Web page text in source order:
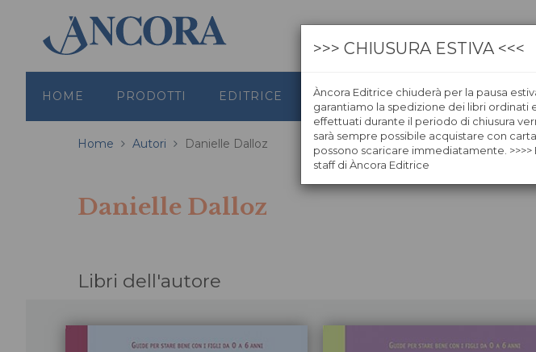
HOME PRODOTTI EDITRICE GRAFICA LIBRERIE
Home Autori Danielle Dalloz
Danielle Dalloz
Libri dell'autore
>>> CHIUSURA ESTIVA <<<
Àncora Editrice chiuderà per la pausa
garantiamo la spedizione dei libri ordinati
effettuati durante il periodo di chiusura
sarà sempre possibile acquistare con
possono scaricare immediatamente.
staff di Àncora Editrice